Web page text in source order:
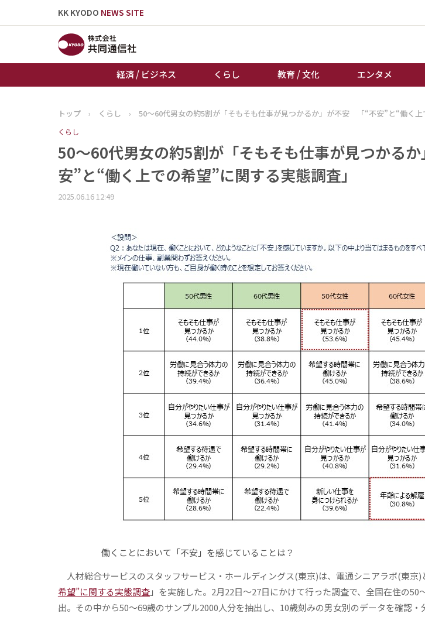
KK KYODO NEWS SITE
経済 / ビジネス くらし 教育 / 文化 エンタメ
トップページ
経済 / ビジネス
教育 / 文化
エンタメ
トップ › くらし › 50～60代男女の約5割が「そもそも仕事が見つかるか」が不安 「“不安”と“働く上
くらし
50～60代男女の約5割が「そもそも仕事が見つかる
安”と“働く上での希望”に関する実態調査」
2025.06.16 12:49
働くことにおいて「不安」を感じていることは？
人材総合サービスのスタッフサービス・ホールディングス(東京)は、電通シニアラボ(東京)
希望”に関する実態調査」を実施した。2月22日～27日にかけて行った調査で、全国在住の50
出。その中から50～69歳のサンプル2000人分を抽出し、10歳刻みの男女別のデータを確認・